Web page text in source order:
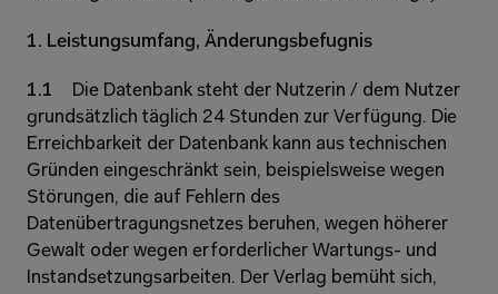
1. Leistungsumfang, Änderungsbefugnis
1.1
Die Datenbank steht der Nutzerin / dem Nutzer
grundsätzlich täglich 24 Stunden zur Verfügung. Die
Erreichbarkeit der Datenbank kann aus technischen
Gründen eingeschränkt sein, beispielsweise wegen
Störungen, die auf Fehlern des
Datenübertragungsnetzes beruhen, wegen höherer
Gewalt oder wegen erforderlicher Wartungs- und
Instandsetzungsarbeiten. Der Verlag bemüht sich,